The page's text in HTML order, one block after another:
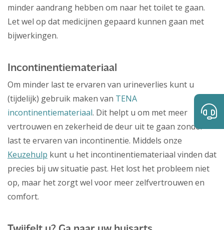
minder aandrang hebben om naar het toilet te gaan.
Let wel op dat medicijnen gepaard kunnen gaan met
bijwerkingen.
Incontinentiemateriaal
Om minder last te ervaren van urineverlies kunt u
(tijdelijk) gebruik maken van TENA
incontinentiemateriaal. Dit helpt u om met meer
vertrouwen en zekerheid de deur uit te gaan zonder
last te ervaren van incontinentie. Middels onze
Keuzehulp kunt u het incontinentiemateriaal vinden dat
precies bij uw situatie past. Het lost het probleem niet
op, maar het zorgt wel voor meer zelfvertrouwen en
comfort.